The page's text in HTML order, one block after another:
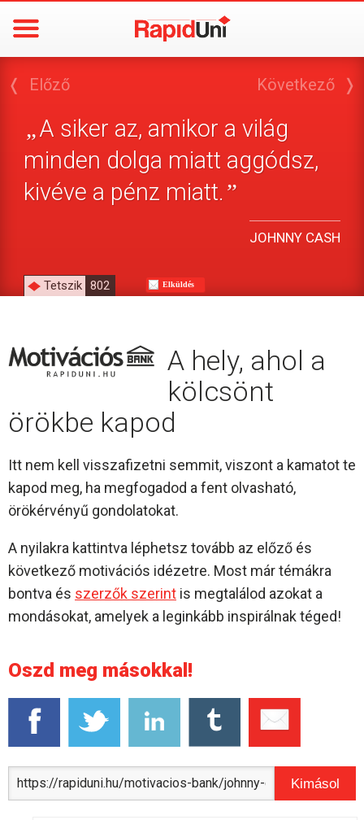
❬ Előző
„A siker az, amikor a világ
minden dolga miatt aggódsz,
kivéve a pénz miatt.”
JOHNNY CASH
Következő ❭
Tetszik 802 Elküldés
A hely, ahol a
kölcsönt
örökbe kapod
Itt nem kell visszafizetni semmit, viszont a kamatot te
kapod meg, ha megfogadod a fent olvasható,
örökérvényű gondolatokat.
A nyilakra kattintva léphetsz tovább az előző és
következő motivációs idézetre. Most már témákra
bontva és szerzők szerint is megtalálod azokat a
mondásokat, amelyek a leginkább inspirálnak téged!
Oszd meg másokkal!
Kimásol